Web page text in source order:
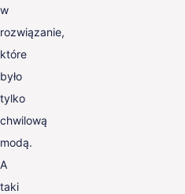
w
rozwiązanie,
które
było
tylko
chwilową
modą.
A
taki